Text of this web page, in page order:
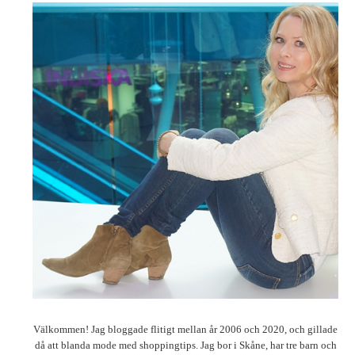
Välkommen! Jag bloggade flitigt mellan år 2006 och 2020, och gillade
då att blanda mode med shoppingtips. Jag bor i Skåne, har tre barn och